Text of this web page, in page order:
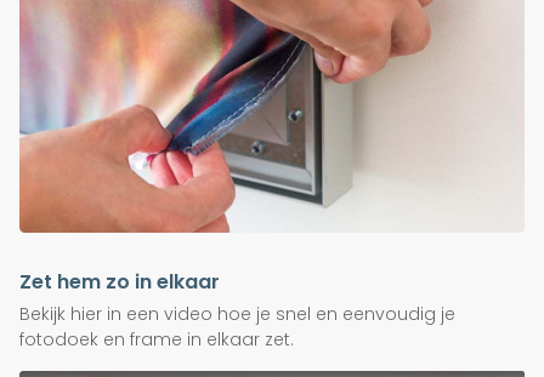
Zet hem zo in elkaar
Bekijk hier in een video hoe je snel en eenvoudig je
fotodoek en frame in elkaar zet.